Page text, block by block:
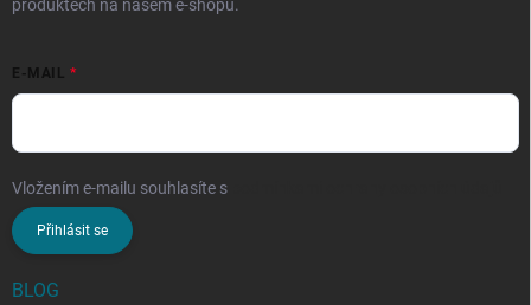
produktech na našem e-shopu.
E-MAIL
Vložením e-mailu souhlasíte s
Přihlásit se
BLOG